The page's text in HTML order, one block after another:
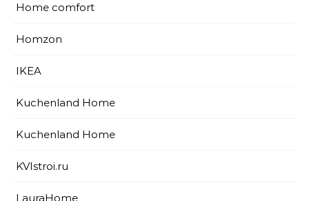
Home comfort
Homzon
IKEA
Kuchenland Home
Kuchenland Home
KVIstroi.ru
LauraHome